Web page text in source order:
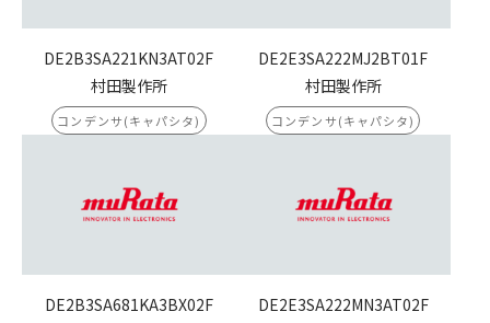
DE2B3SA221KN3AT02F
村田製作所
コンデンサ(キャパシタ)
DE2E3SA222MJ2BT01F
村田製作所
コンデンサ(キャパシタ)
DE2B3SA681KA3BX02F
DE2E3SA222MN3AT02F